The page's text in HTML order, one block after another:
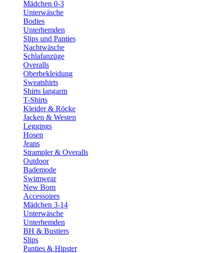
Mädchen 0-3
Unterwäsche
Bodies
Unterhemden
Slips und Panties
Nachtwäsche
Schlafanzüge
Overalls
Oberbekleidung
Sweatshirts
Shirts langarm
T-Shirts
Kleider & Röcke
Jacken & Westen
Leggings
Hosen
Jeans
Strampler & Overalls
Outdoor
Bademode
Swimwear
New Born
Accessoires
Mädchen 3-14
Unterwäsche
Unterhemden
BH & Bustiers
Slips
Panties & Hipster